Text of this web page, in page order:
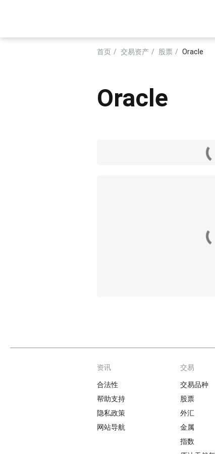
主
Main
navigation
包
首页 交易资产 股票 Oracle
Oracle
Footer
资讯
合法性
帮助支持
隐私政策
网站导航
交易
交易品种
股票
外汇
金属
指数